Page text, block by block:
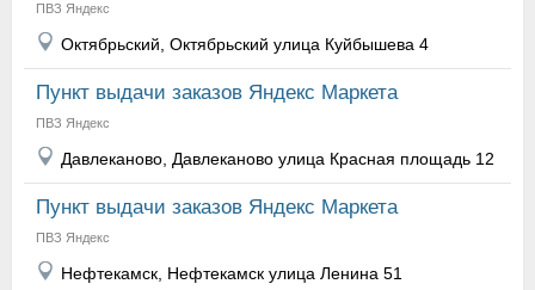
ПВЗ Яндекс
Октябрьский, Октябрьский улица Куйбышева 4
Пункт выдачи заказов Яндекс Маркета
ПВЗ Яндекс
Давлеканово, Давлеканово улица Красная площадь 12
Пункт выдачи заказов Яндекс Маркета
ПВЗ Яндекс
Нефтекамск, Нефтекамск улица Ленина 51